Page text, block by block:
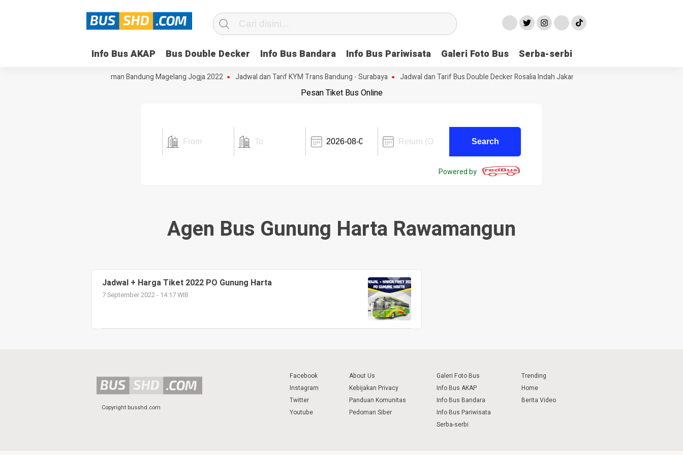
Info Bus AKAP Bus Double Decker Info Bus Bandara Info Bus Pariwisata Galeri Foto Bus Serba-serbi
Bus Budiman Bandung Magelang Jogja 2022 Jadwal dan Tarif KYM Trans Bandung - Surabaya Jadwal dan Tarif Bus Double Decker Rosalia Indah Jakarta Jogja
Pesan Tiket Bus Online
Powered by
Agen Bus Gunung Harta Rawamangun
Jadwal + Harga Tiket 2022 PO Gunung Harta
7 September 2022 - 14:17 WIB
Copyright busshd.com
Facebook
Instagram
Twitter
Youtube
About Us
Kebijakan Privacy
Panduan Komunitas
Pedoman Siber
Galeri Foto Bus
Info Bus AKAP
Info Bus Bandara
Info Bus Pariwisata
Serba-serbi
Trending
Home
Berita Video